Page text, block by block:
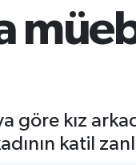
göre kız
katil